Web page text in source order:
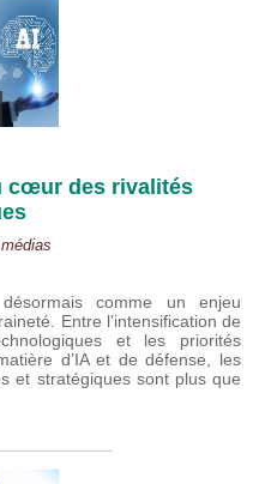
cœur des rivalités
désormais comme un enjeu
Entre l’intensification de
et les priorités
d’IA et de défense, les
et stratégiques sont plus que